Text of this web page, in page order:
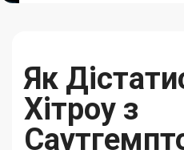
Як
Хітроу з